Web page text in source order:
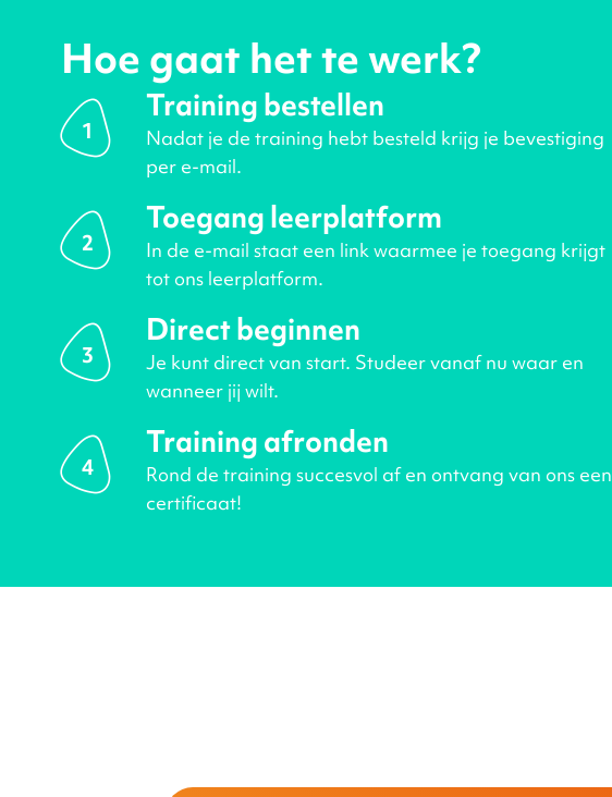
Hoe gaat het te werk?
1
Training bestellen
Nadat je de training hebt besteld krijg je bevestiging
per e-mail.
2
Toegang leerplatform
In de e-mail staat een link waarmee je toegang krijgt
tot ons leerplatform.
3
Direct beginnen
Je kunt direct van start. Studeer vanaf nu waar en
wanneer jij wilt.
4
Training afronden
Rond de training succesvol af en ontvang van ons een
certificaat!